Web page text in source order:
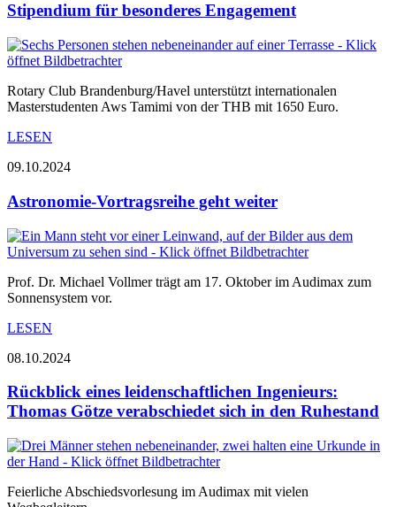
Stipendium für besonderes Engagement
Rotary Club Brandenburg/Havel unterstützt internationalen
Masterstudenten Aws Tamimi von der THB mit 1650 Euro.
LESEN
09.10.2024
Astronomie-Vortragsreihe geht weiter
Prof. Dr. Michael Vollmer trägt am 17. Oktober im Audimax zum
Sonnensystem vor.
LESEN
08.10.2024
Rückblick eines leidenschaftlichen Ingenieurs:
Thomas Götze verabschiedet sich in den Ruhestand
Feierliche Abschiedsvorlesung im Audimax mit vielen